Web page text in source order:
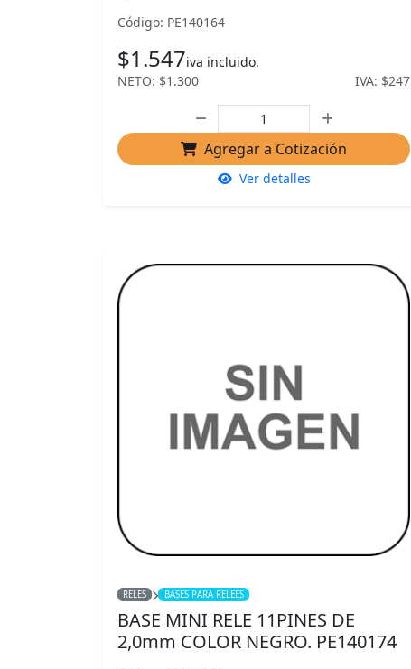
Código: PE140164
$1.547iva incluido.
NETO: $1.300
IVA: $247
Agregar a Cotización
Ver detalles
RELES BASES PARA RELEES
BASE MINI RELE 11PINES DE
2,0mm COLOR NEGRO. PE140174